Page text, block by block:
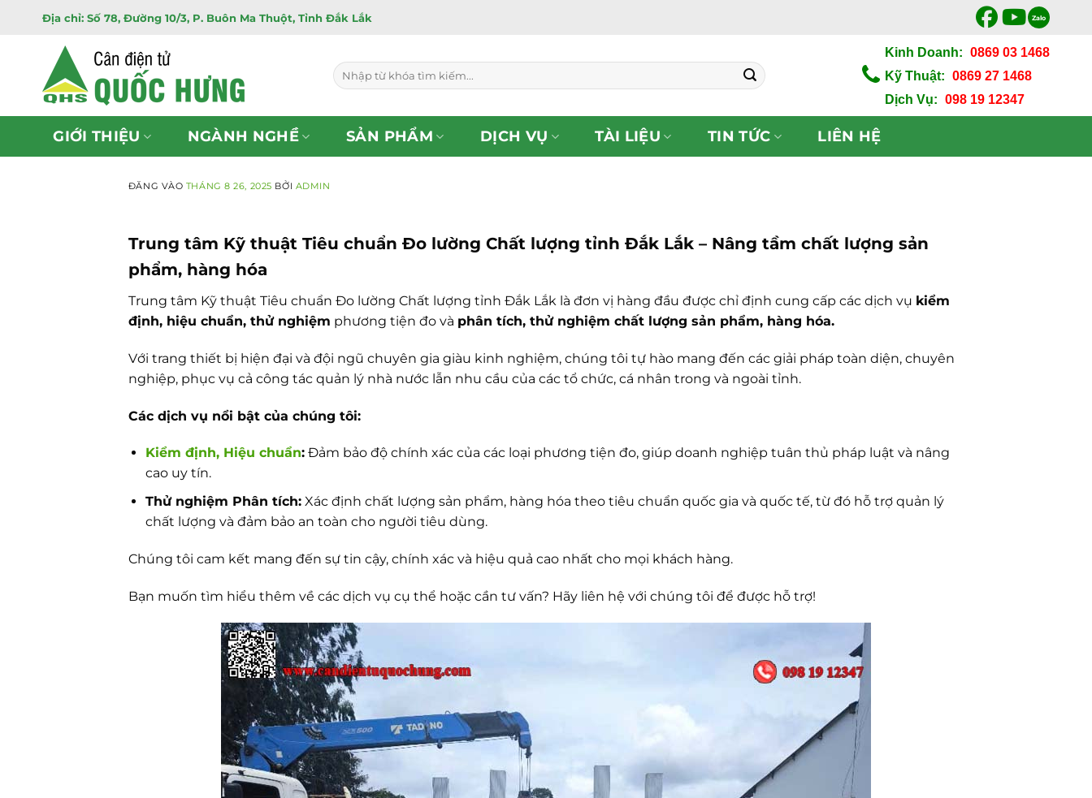
Địa chỉ: Số 78, Đường 10/3, P. Buôn Ma Thuột, Tỉnh Đắk Lắk Zalo
Tìm
kiếm:
Kinh Doanh: 0869 03 1468
Kỹ Thuật: 0869 27 1468
Dịch Vụ: 098 19 12347
GIỚI THIỆU NGÀNH NGHỀ SẢN PHẨM DỊCH VỤ TÀI LIỆU TIN TỨC LIÊN HỆ
ĐĂNG VÀO THÁNG 8 26, 2025 BỞI ADMIN
Trung tâm Kỹ thuật Tiêu chuẩn Đo lường Chất lượng tỉnh Đắk Lắk – Nâng tầm chất lượng sản
phẩm, hàng hóa
Trung tâm Kỹ thuật Tiêu chuẩn Đo lường Chất lượng tỉnh Đắk Lắk là đơn vị hàng đầu được chỉ định cung cấp các dịch vụ kiểm
định, hiệu chuẩn, thử nghiệm phương tiện đo và phân tích, thử nghiệm chất lượng sản phẩm, hàng hóa.
Với trang thiết bị hiện đại và đội ngũ chuyên gia giàu kinh nghiệm, chúng tôi tự hào mang đến các giải pháp toàn diện, chuyên
nghiệp, phục vụ cả công tác quản lý nhà nước lẫn nhu cầu của các tổ chức, cá nhân trong và ngoài tỉnh.
Các dịch vụ nổi bật của chúng tôi:
Kiểm định, Hiệu chuẩn:Đảm bảo độ chính xác của các loại phương tiện đo, giúp doanh nghiệp tuân thủ pháp luật và nâng
cao uy tín.
Thử nghiệm Phân tích:Xác định chất lượng sản phẩm, hàng hóa theo tiêu chuẩn quốc gia và quốc tế, từ đó hỗ trợ quản lý
chất lượng và đảm bảo an toàn cho người tiêu dùng.
Chúng tôi cam kết mang đến sự tin cậy, chính xác và hiệu quả cao nhất cho mọi khách hàng.
Bạn muốn tìm hiểu thêm về các dịch vụ cụ thể hoặc cần tư vấn? Hãy liên hệ với chúng tôi để được hỗ trợ!